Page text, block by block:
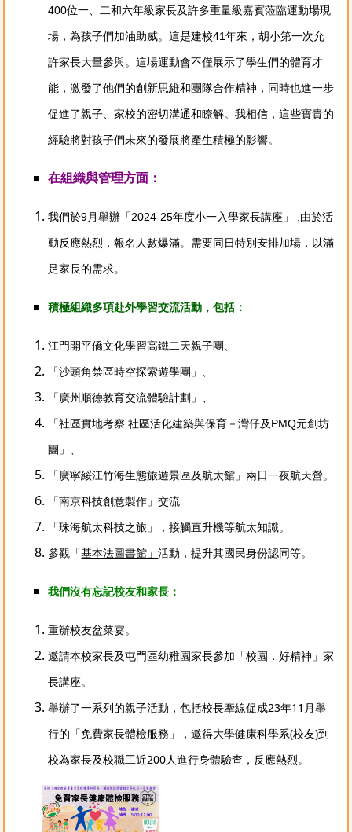
400位一、二和六年級家長及許多重量級嘉賓蒞臨運動場現
場，為孩子們加油助威。這是建校41年來，胡小第一次允
許家長大量參與。這場運動會不僅展示了學生們的體育才
能，激發了他們的創新思維和團隊合作精神，同時也進一步
促進了親子、家校的密切溝通和瞭解。我相信，這些寶貴的
經驗將對孩子們未來的發展將產生積極的影響。
在組織與管理方面：
我們於9月舉辦「2024-25年度小一入學家長講座」 ,由於活
動反應熱烈，報名人數爆滿。需要同日特別安排加場，以滿
足家長的需求。
積極組織多項赴外學習交流活動，包括：
江門開平僑文化學習高鐵二天親子團、
「沙頭角禁區時空探索遊學團」、
「廣州順德教育交流體驗計劃」、
「社區實地考察 社區活化建築與保育－灣仔及PMQ元創坊
團」、
「廣寜綏江竹海生態旅遊景區及航太館」兩日一夜航天營。
「南京科技創意製作」交流
「珠海航太科技之旅」，接觸直升機等航太知識。
參觀「基本法圖書館」活動，提升其國民身份認同等。
我們沒有忘記校友和家長：
重辦校友盆菜宴。
邀請本校家長及屯門區幼稚園家長參加「校園．好精神」家
長講座。
舉辦了一系列的親子活動，包括校長牽線促成23年11月舉
行的「免費家長體檢服務」，邀得大學健康科學系(校友)到
校為家長及校職工近200人進行身體驗查，反應熱烈。